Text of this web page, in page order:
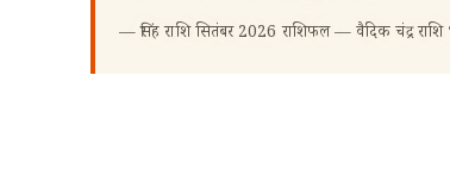
—सिंह राशि सितंबर 2026 राशिफल — वैदिक चंद्र राशि